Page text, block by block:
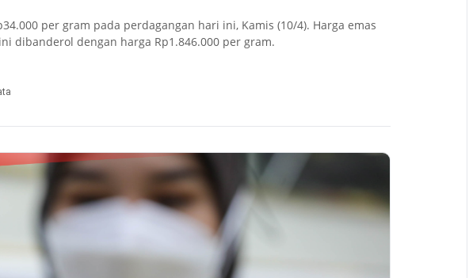
per gram pada perdagangan hari ini, Kamis (10/4). Harga emas
dibanderol dengan harga Rp1.846.000 per gram.